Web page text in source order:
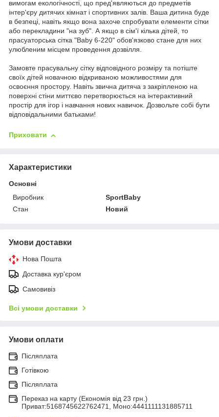
вимогам екологічності, що пред'являються до предметів
інтер'єру дитячих кімнат і спортивних залів. Ваша дитина буде
в безпеці, навіть якщо вона захоче спробувати елементи сітки
або перекладини "на зуб". А якщо в сім'ї кілька дітей, то
прасуаторська сітка "Baby 6-220" обов'язково стане для них
улюбленим місцем проведення дозвілля.
Замовте прасувальну сітку відповідного розміру та потіште
своїх дітей новачною відкриваною можливостями для
освоєння простору. Навіть звична дитяча з закріпленою на
поверхні стіни миттєво перетворюється на інтерактивний
простір для ігор і навчання нових навичок. Дозвольте собі бути
відповідальними батьками!
Приховати
Характеристики
Основні
Виробник
SportBaby
Стан
Новий
Умови доставки
Нова Пошта
Доставка кур'єром
Самовивіз
Всі умови доставки
Умови оплати
Післяплата
Готівкою
Післяплата
Переказ на карту (Економія від 23 грн.)
Приват:5168745622762471, Моно:4441111131885711